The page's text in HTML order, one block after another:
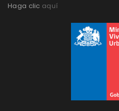
Haga clic aquí